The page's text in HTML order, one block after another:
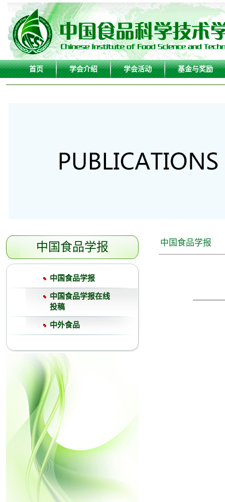
首页 学会介绍 学会活动 基金与奖励
中国食品学报
中国食品学报
中国食品学报在线
投稿
中外食品
中国食品学报